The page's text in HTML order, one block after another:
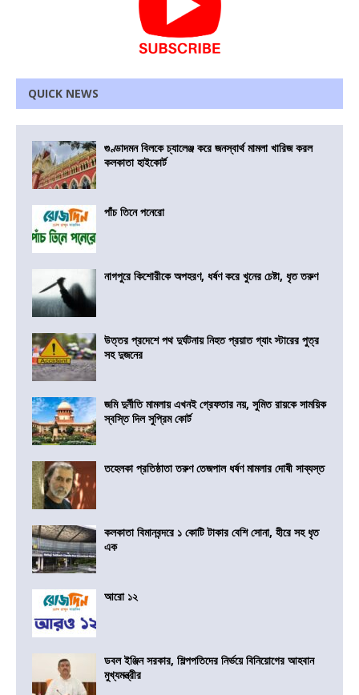
QUICK NEWS
গুণ্ডাদমন বিলকে চ্যালেঞ্জ করে জনস্বার্থ মামলা খারিজ করল
কলকাতা হাইকোর্ট
পাঁচ তিনে পনেরো
নাগপুরে কিশোরীকে অপহরণ, ধর্ষণ করে খুনের চেষ্টা, ধৃত তরুণ
উত্তর প্রদেশে পথ দুর্ঘটনায় নিহত প্রয়াত গ্যাং স্টারের পুত্র
সহ দুজনের
জমি দুর্নীতি মামলায় এখনই গ্রেফতার নয়, সুমিত রায়কে সাময়িক
স্বস্তি দিল সুপ্রিম কোর্ট
তহেলকা প্রতিষ্ঠাতা তরুণ তেজপাল ধর্ষণ মামলার দোষী সাব্যস্ত
কলকাতা বিমানবন্দরে ১ কোটি টাকার বেশি সোনা, হীরে সহ ধৃত
এক
আরো ১২
ডবল ইঞ্জিন সরকার, শিল্পপতিদের নির্ভয়ে বিনিয়োগের আহবান
মুখ্যমন্ত্রীর